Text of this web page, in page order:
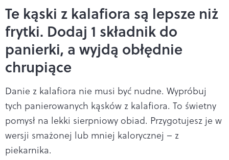
Te kąski z kalafiora są lepsze niż
frytki. Dodaj 1 składnik do
panierki, a wyjdą obłędnie
chrupiące
Danie z kalafiora nie musi być nudne. Wypróbuj
tych panierowanych kąsków z kalafiora. To świetny
pomysł na lekki sierpniowy obiad. Przygotujesz je w
wersji smażonej lub mniej kalorycznej – z
piekarnika.